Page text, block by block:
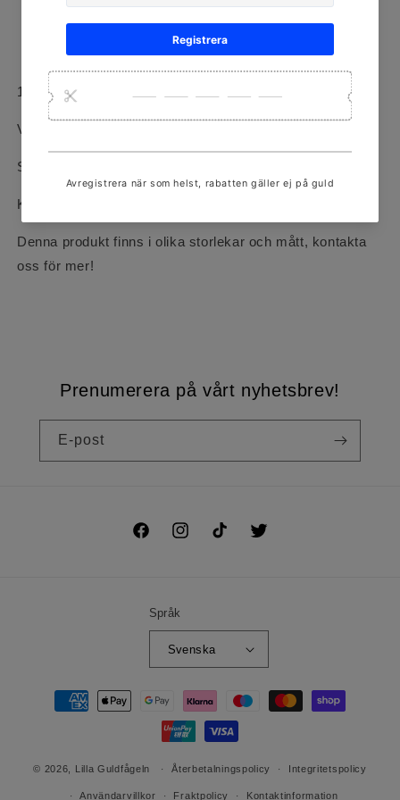
18k rödguld
Vikt: 2.0g
Storlek: 58
Kubisk Zirkonia Stenar
Denna produkt finns i olika storlekar och mått, kontakta
oss för mer!
Prenumerera på vårt nyhetsbrev!
E-post
FacebookInstagramTikTok Twitter
Språk
Svenska
Betalningsmetoder
© 2026, Lilla Guldfågeln Återbetalningspolicy Integritetspolicy
Användarvillkor Fraktpolicy Kontaktinformation